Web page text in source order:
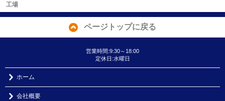
工場
ページトップに戻る
営業時間:9:30～18:00
定休日:水曜日
ホーム
会社概要